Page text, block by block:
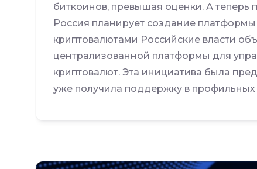
биткоинов, превышая оценки. А теперь
Россия планирует создание
криптовалютами Российские власти
централизованной платформы для
криптовалют. Эта инициатива была
уже получила поддержку в профильных